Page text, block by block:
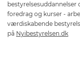
bestyrelsesuddannelser
foredrag og kurser -
værdiskabende
på Nyibestyrelsen.dk